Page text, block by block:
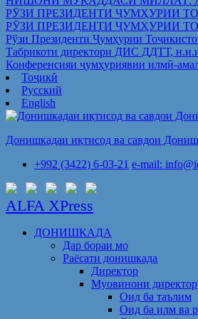
РӮЗИ ПРЕЗИДЕНТИ ҶУМҲУРИИ
РӮЗИ ПРЕЗИДЕНТИ ҶУМҲУРИИ
Рўзи Президенти Ҷумҳурии
Табрикоти директори ДИС ДДТТ,
Конференсияи ҷумҳуриявии илмӣ-
Тоҷикӣ
Русский
English
Донишкадаи иқтисод ва савдои
+992 (3422) 6-03-21 e-mail:
ALFA XPress
ДОНИШКАДА
Дар бораи мо
Раёсати донишкада
Директор
Муовинони директор
Оид ба таълим
Оид ба илм ва